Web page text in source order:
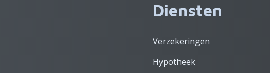
Diensten
Verzekeringen
Hypotheek